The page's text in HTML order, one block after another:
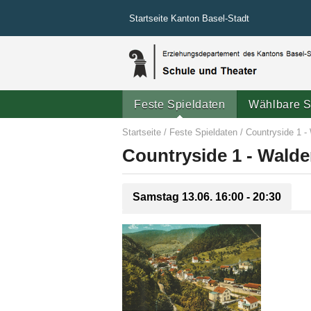
Startseite Kanton Basel-Stadt
Feste Spieldaten Wählbare
Startseite / Feste Spieldaten / Countryside 1 -
Countryside 1 -
Samstag 13.06. 16:00 - 20:30